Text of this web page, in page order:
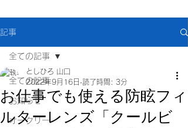
記事
全ての記事
お知らせ
オークリー
全ての記事
お仕事でも使える防眩フィ
ルターレンズ「クールビ
としひろ 山口
2022年9月16日 読了時間: 3分